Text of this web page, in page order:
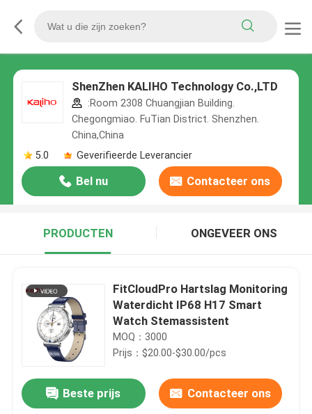
ShenZhen KALIHO Technology Co.,LTD
:Room 2308 Chuangjian Building.
Chegongmiao. FuTian District. Shenzhen.
China,China
5.0
Geverifieerde Leverancier
Bel nu Contacteer ons
PRODUCTEN ONGEVEER ONS
FitCloudPro Hartslag Monitoring
Waterdicht IP68 H17 Smart
Watch Stemassistent
MOQ：3000
Prijs：$20.00-$30.00/pcs
Beste prijs Contacteer ons